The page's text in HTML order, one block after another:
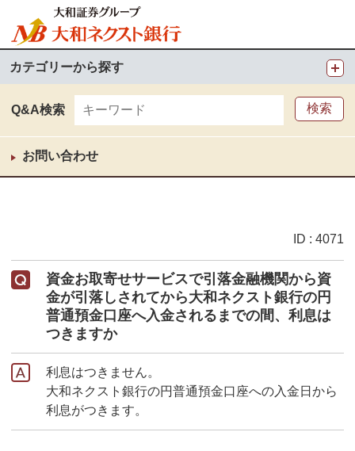
カテゴリーから探す
Q&A検索
お問い合わせ
ID : 4071
資金お取寄せサービスで引落金融機関から資
金が引落しされてから大和ネクスト銀行の円
普通預金口座へ入金されるまでの間、利息は
つきますか
利息はつきません。
大和ネクスト銀行の円普通預金口座への入金日から
利息がつきます。